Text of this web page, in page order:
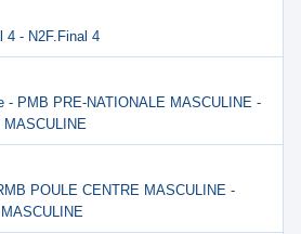
4 - N2F.Final 4
- PMB PRE-NATIONALE MASCULINE -
MASCULINE
POULE CENTRE MASCULINE -